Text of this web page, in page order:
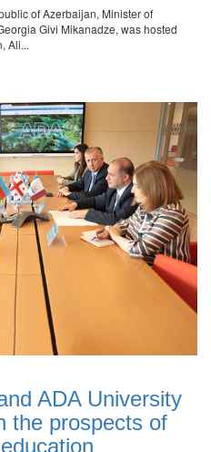
of Azerbaijan, Minister of
Givi Mikanadze, was hosted
Ali...
ADA University
the prospects of